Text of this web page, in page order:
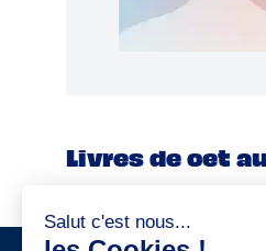
Livres de cet